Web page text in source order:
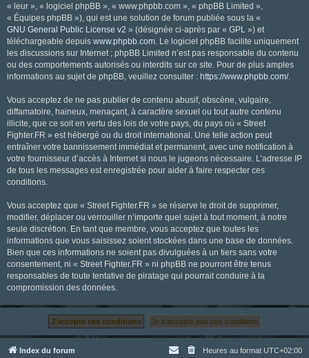
« leur », « logiciel phpBB », « www.phpbb.com », « phpBB Limited »,
« Équipes phpBB »), qui est une solution de forum publiée sous la «
GNU General Public License v2 » (désignée ci-après par « GPL ») et
téléchargeable depuis www.phpbb.com. Le logiciel phpBB facilite uniquement
les discussions sur Internet ; phpBB Limited n’est pas responsable du contenu
ou des comportements autorisés ou interdits sur ce site. Pour de plus amples
informations au sujet de phpBB, veuillez consulter : https://www.phpbb.com/.
Vous acceptez de ne pas publier de contenu abusif, obscène, vulgaire,
diffamatoire, haineux, menaçant, à caractère sexuel ou tout autre contenu
illicite, que ce soit en vertu des lois de votre pays, du pays où « Street
Fighter.FR » est hébergé ou du droit international. Une telle action peut
entraîner votre bannissement immédiat et permanent, avec une notification à
votre fournisseur d’accès à Internet si nous le jugeons nécessaire. L’adresse IP
de tous les messages est enregistrée pour aider à faire respecter ces
conditions.
Vous acceptez que « Street Fighter.FR » se réserve le droit de supprimer,
modifier, déplacer ou verrouiller n’importe quel sujet à tout moment, à notre
seule discrétion. En tant que membre, vous acceptez que toutes les
informations que vous saisissez soient stockées dans une base de données.
Bien que ces informations ne soient pas divulguées à un tiers sans votre
consentement, ni « Street Fighter.FR » ni phpBB ne pourront être tenus
responsables de toute tentative de piratage qui pourrait conduire à la
compromission des données.
Index du forum Heures au format UTC+02:00